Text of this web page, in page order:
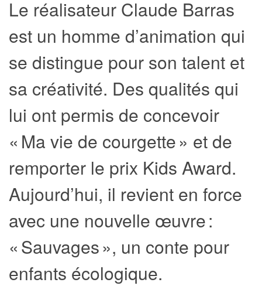
Le réalisateur Claude Barras
est un homme d’animation qui
se distingue pour son talent et
sa créativité. Des qualités qui
lui ont permis de concevoir
« Ma vie de courgette » et de
remporter le prix Kids Award.
Aujourd’hui, il revient en force
avec une nouvelle œuvre :
« Sauvages », un conte pour
enfants écologique.